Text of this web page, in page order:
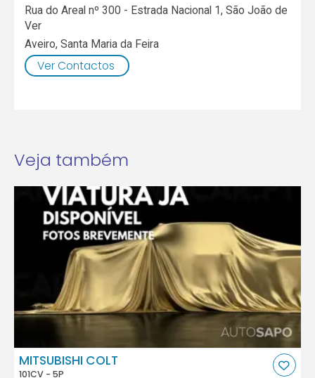
Rua do Areal nº 300 - Estrada Nacional 1, São João de
Ver
Aveiro,Santa Maria da Feira
Ver Contactos
Veja também
MITSUBISHI COLT
101CV - 5P